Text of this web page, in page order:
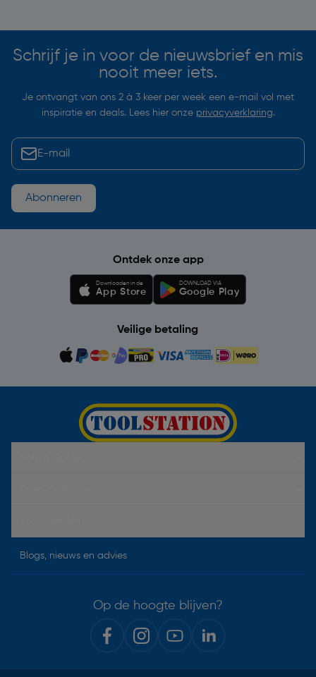
Schrijf je in voor de nieuwsbrief en mis
nooit meer iets.
Je ontvangt van ons 2 à 3 keer per week een e-mail vol met
inspiratie en deals. Lees hier onze privacyverklaring.
Abonneren
Ontdek onze app
Downloaden in de
App Store
DOWNLOAD VIA
Google Play
Veilige betaling
Blogs, nieuws en advies
Op de hoogte blijven?